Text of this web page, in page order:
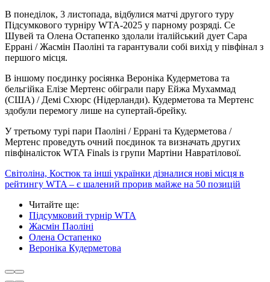
В понеділок, 3 листопада, відбулися матчі другого туру
Підсумкового турніру WTA-2025 у парному розряді. Се
Шувей та Олена Остапенко здолали італійський дует Сара
Еррані / Жасмін Паоліні та гарантували собі вихід у півфінал з
першого місця.
В іншому поєдинку росіянка Вероніка Кудерметова та
бельгійка Елізе Мертенс обіграли пару Ейжа Мухаммад
(США) / Демі Схюрс (Нідерланди). Кудерметова та Мертенс
здобули перемогу лише на супертай-брейку.
У третьому турі пари Паоліні / Еррані та Кудерметова /
Мертенс проведуть очний поєдинок та визначать других
півфіналісток WTA Finals із групи Мартіни Навратілової.
Світоліна, Костюк та інші українки дізналися нові місця в
рейтингу WTA – є шалений прорив майже на 50 позицій
Читайте ще:
Підсумковий турнір WTA
Жасмін Паоліні
Олена Остапенко
Вероніка Кудерметова